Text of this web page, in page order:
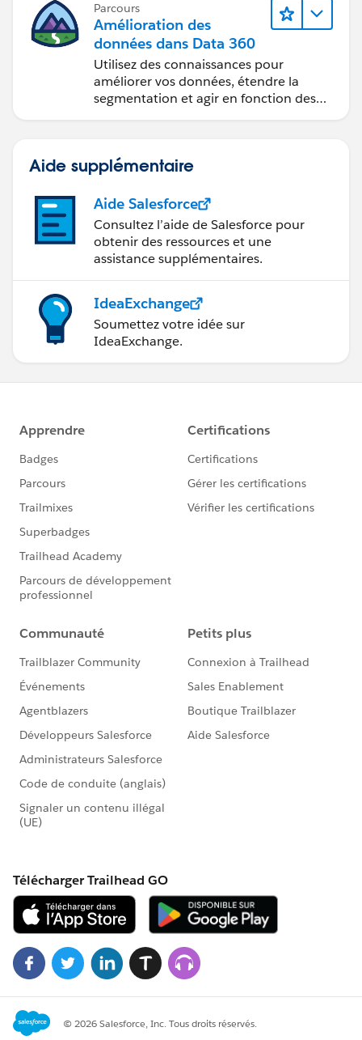
Parcours
Amélioration des
données dans Data 360
Utilisez des connaissances pour
améliorer vos données, étendre la
segmentation et agir en fonction des
données.
Aide supplémentaire
Aide Salesforce
Consultez l’aide de Salesforce pour
obtenir des ressources et une
assistance supplémentaires.
IdeaExchange
Soumettez votre idée sur
IdeaExchange.